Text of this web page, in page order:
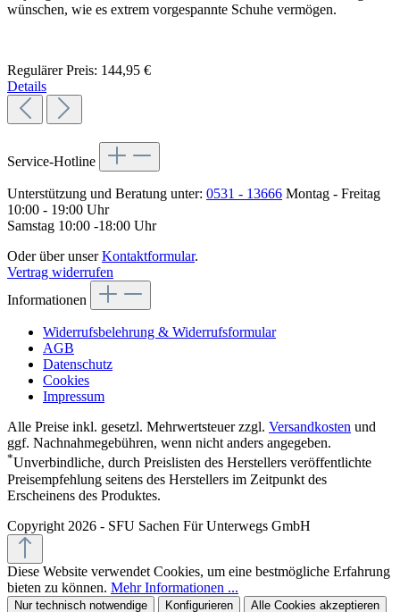
wünschen, wie es extrem vorgespannte Schuhe vermögen.
Regulärer Preis: 144,95 €
Details
Service-Hotline
Unterstützung und Beratung unter: 0531 - 13666 Montag - Freitag
10:00 - 19:00 Uhr
Samstag 10:00 -18:00 Uhr
Oder über unserKontaktformular.
Vertrag widerrufen
Informationen
Widerrufsbelehrung & Widerrufsformular
AGB
Datenschutz
Cookies
Impressum
Alle Preise inkl. gesetzl. Mehrwertsteuer zzgl. Versandkosten und
ggf. Nachnahmegebühren, wenn nicht anders angegeben.
*Unverbindliche, durch Preislisten des Herstellers veröffentlichte
Preisempfehlung seitens des Herstellers im Zeitpunkt des
Erscheinens des Produktes.
Copyright 2026 - SFU Sachen Für Unterwegs GmbH
Diese Website verwendet Cookies, um eine bestmögliche Erfahrung
bieten zu können. Mehr Informationen ...
Nur technisch notwendige Konfigurieren Alle Cookies akzeptieren